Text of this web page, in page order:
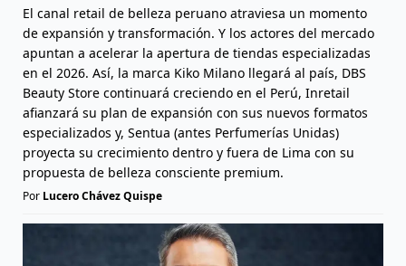
El canal retail de belleza peruano atraviesa un momento
de expansión y transformación. Y los actores del mercado
apuntan a acelerar la apertura de tiendas especializadas
en el 2026. Así, la marca Kiko Milano llegará al país, DBS
Beauty Store continuará creciendo en el Perú, Inretail
afianzará su plan de expansión con sus nuevos formatos
especializados y, Sentua (antes Perfumerías Unidas)
proyecta su crecimiento dentro y fuera de Lima con su
propuesta de belleza consciente premium.
Por Lucero Chávez Quispe